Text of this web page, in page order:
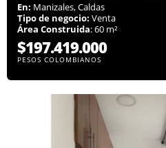
En: Manizales, Caldas
Tipo de negocio: Venta
Área Construida: 60 m²
$197.419.000
PESOS COLOMBIANOS